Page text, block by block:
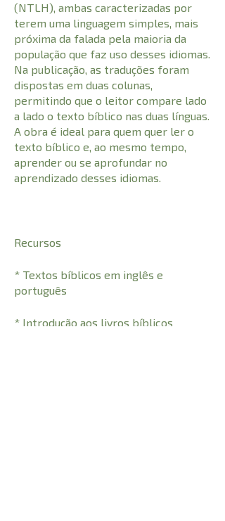
(NTLH), ambas caracterizadas por
terem uma linguagem simples, mais
próxima da falada pela maioria da
população que faz uso desses idiomas.
Na publicação, as traduções foram
dispostas em duas colunas,
permitindo que o leitor compare lado
a lado o texto bíblico nas duas línguas.
A obra é ideal para quem quer ler o
texto bíblico e, ao mesmo tempo,
aprender ou se aprofundar no
aprendizado desses idiomas.
Recursos
* Textos bíblicos em inglês e
português
* Introdução aos livros bíblicos